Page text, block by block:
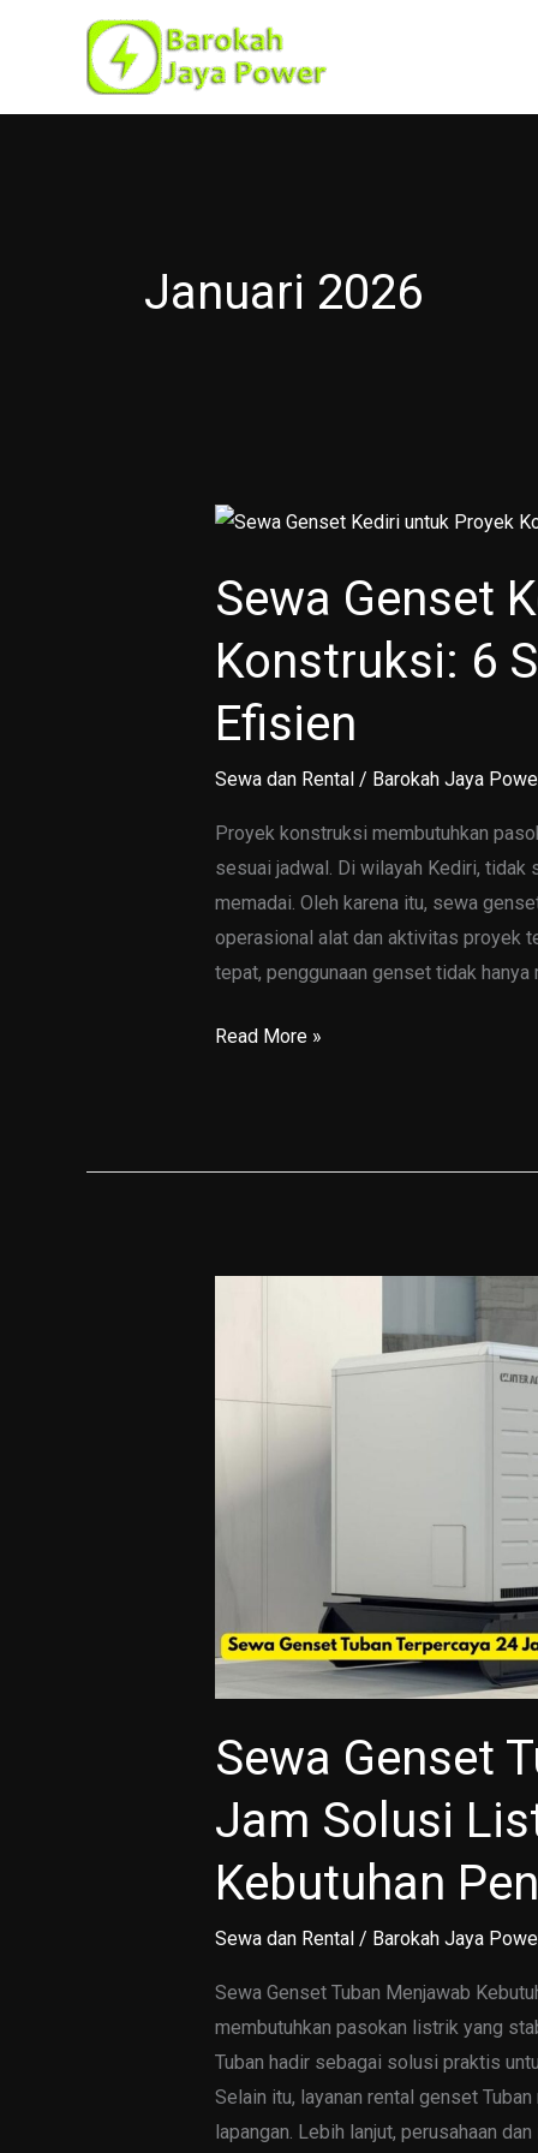
Januari 2026
Sewa Genset
Konstruksi: 6
Efisien
Sewa dan Rental/ Barokah Jaya
Proyek konstruksi membutuhkan
sesuai jadwal. Di wilayah Kediri,
memadai. Oleh karena itu, sewa
operasional alat dan aktivitas proyek
tepat, penggunaan genset tidak
Sewa
Proyek
Strategi
Read More »
Sewa Genset
Jam Solusi
Kebutuhan
Sewa dan Rental/ Barokah Jaya
Sewa Genset Tuban Menjawab
membutuhkan pasokan listrik yang
Tuban hadir sebagai solusi praktis
Selain itu, layanan rental genset
lapangan. Lebih lanjut, perusahaan